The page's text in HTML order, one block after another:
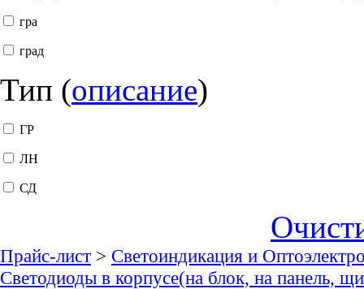
гра
град
Тип (описание)
ГР
ЛН
СД
Прайс-лист > Светоиндикация и
Светодиоды в корпусе(на блок, на панель,